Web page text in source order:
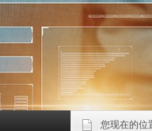
您现在的位